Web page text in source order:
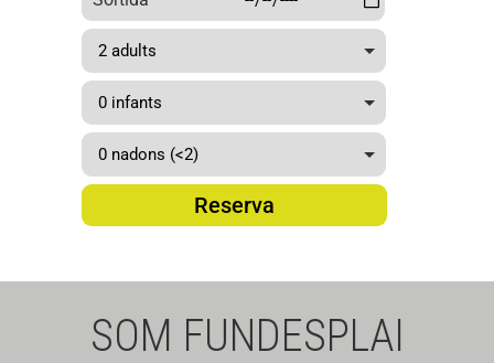
als
Mont
Reserva
SOM FUNDESPLAI